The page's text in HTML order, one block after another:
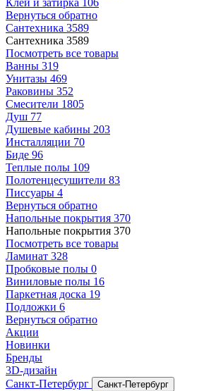
Клей и затирка 106
Вернуться обратно
Сантехника 3589
Сантехника 3589
Посмотреть все товары
Ванны 319
Унитазы 469
Раковины 352
Смесители 1805
Душ 77
Душевые кабины 203
Инсталляции 70
Биде 96
Теплые полы 109
Полотенцесушители 83
Писсуары 4
Вернуться обратно
Напольные покрытия 370
Напольные покрытия 370
Посмотреть все товары
Ламинат 328
Пробковые полы 0
Виниловые полы 16
Паркетная доска 19
Подложки 6
Вернуться обратно
Акции
Новинки
Бренды
3D-дизайн
Санкт-Петербург
Санкт-Петербург